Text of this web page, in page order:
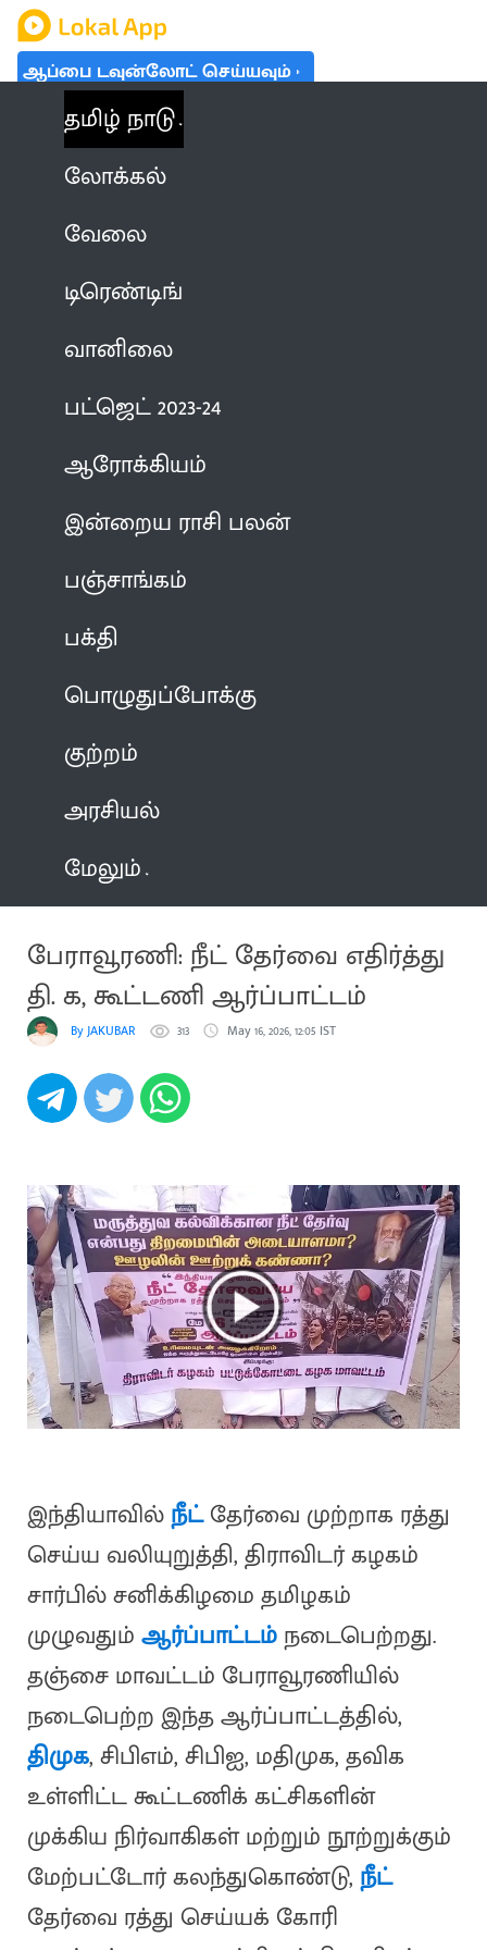
ஆப்பை டவுன்லோட் செய்யவும்
தமிழ் நாடு
லோக்கல்
வேலை
டிரெண்டிங்
வானிலை
பட்ஜெட் 2023-24
ஆரோக்கியம்
இன்றைய ராசி பலன்
பஞ்சாங்கம்
பக்தி
பொழுதுப்போக்கு
குற்றம்
அரசியல்
மேலும்
பேராவூரணி: நீட் தேர்வை எதிர்த்து
தி. க, கூட்டணி ஆர்ப்பாட்டம்
By JAKUBAR 313 May 16, 2026, 12:05 IST
இந்தியாவில்நீட்தேர்வை முற்றாக ரத்து
செய்ய வலியுறுத்தி, திராவிடர் கழகம்
சார்பில் சனிக்கிழமை தமிழகம்
முழுவதும்ஆர்ப்பாட்டம்நடைபெற்றது.
தஞ்சை மாவட்டம் பேராவூரணியில்
நடைபெற்ற இந்த ஆர்ப்பாட்டத்தில்,
திமுக, சிபிஎம், சிபிஐ, மதிமுக, தவிக
உள்ளிட்ட கூட்டணிக் கட்சிகளின்
முக்கிய நிர்வாகிகள் மற்றும் நூற்றுக்கும்
மேற்பட்டோர் கலந்துகொண்டு,நீட்
தேர்வை ரத்து செய்யக் கோரி